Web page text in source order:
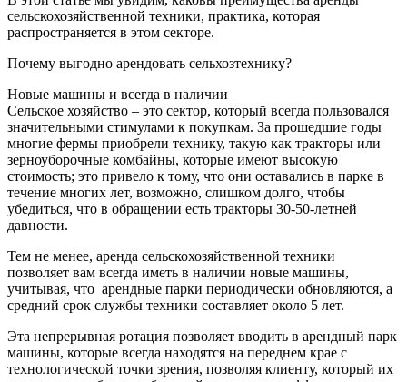
сельскохозяйственной техники, практика, которая
распространяется в этом секторе.
Почему выгодно арендовать сельхозтехнику?
Новые машины и всегда в наличии
Сельское хозяйство – это сектор, который всегда пользовался
значительными стимулами к покупкам. За прошедшие годы
многие фермы приобрели технику, такую ​​как тракторы или
зерноуборочные комбайны, которые имеют высокую
стоимость; это привело к тому, что они оставались в парке в
течение многих лет, возможно, слишком долго, чтобы
убедиться, что в обращении есть тракторы 30-50-летней
давности.
Тем не менее, аренда сельскохозяйственной техники
позволяет вам всегда иметь в наличии новые машины,
учитывая, что арендные парки периодически обновляются, а
средний срок службы техники составляет около 5 лет.
Эта непрерывная ротация позволяет вводить в арендный парк
машины, которые всегда находятся на переднем крае с
технологической точки зрения, позволяя клиенту, который их